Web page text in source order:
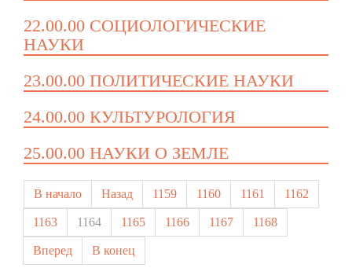
22.00.00 СОЦИОЛОГИЧЕСКИЕ
НАУКИ
23.00.00 ПОЛИТИЧЕСКИЕ НАУКИ
24.00.00 КУЛЬТУРОЛОГИЯ
25.00.00 НАУКИ О ЗЕМЛЕ
В начало Назад 1159 1160 1161 1162
1163 1164 1165 1166 1167 1168
Вперед В конец